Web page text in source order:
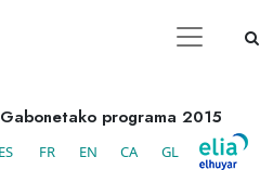
Gabonetako programa 2015
ES FR EN CA GL